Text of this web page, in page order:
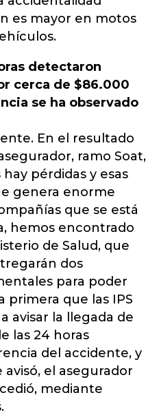
es mayor en motos
detectaron
cerca de $86.000
se ha observado
En el resultado
ramo Soat,
pérdidas y esas
genera enorme
que se está
hemos encontrado
de Salud, que
dos
para poder
primera que las IPS
avisar la llegada de
las 24 horas
del accidente, y
avisó, el asegurador
mediante